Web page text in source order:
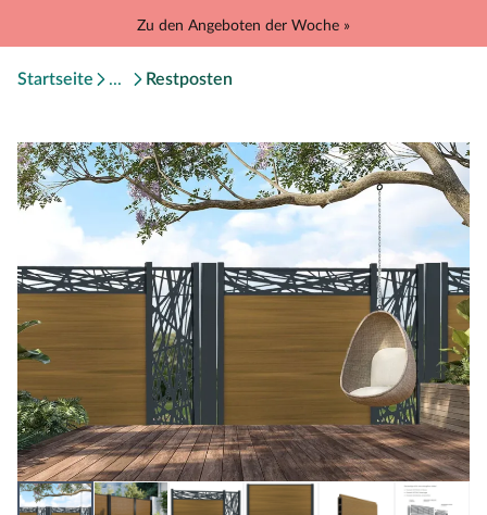
Zu den Angeboten der Woche »
Startseite Restposten